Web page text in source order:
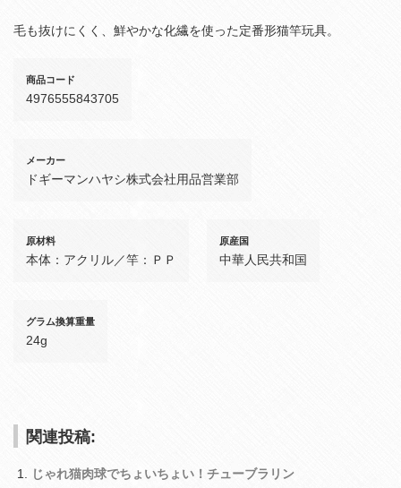
毛も抜けにくく、鮮やかな化繊を使った定番形猫竿玩具。
商品コード
4976555843705
メーカー
ドギーマンハヤシ株式会社用品営業部
原材料
本体：アクリル／竿：ＰＰ
原産国
中華人民共和国
グラム換算重量
24g
関連投稿:
じゃれ猫肉球でちょいちょい！チューブラリン